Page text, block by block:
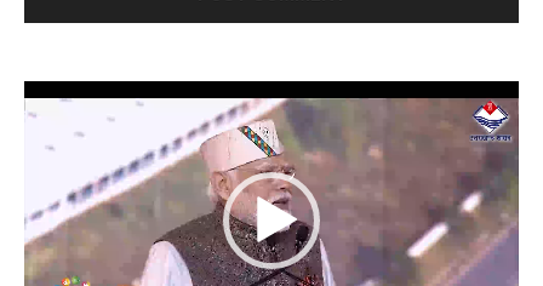
Video
Player